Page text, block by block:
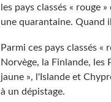
les pays classés « rouge
une quarantaine. Quand
Parmi ces pays classés
Norvège, la Finlande, les
jaune », l'Islande et
à un dépistage.